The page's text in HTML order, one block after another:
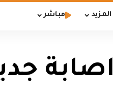
المزيد مباشر
صحة النجف تعلن